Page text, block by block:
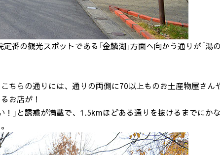
番の観光スポットである「金鱗湖」方面へ向かう通りが「湯
ちらの通りには、通りの両側に70以上ものお土産物屋さん
お店が！
！」と誘惑が満載で、1.5kmほどある通りを抜けるまでにか